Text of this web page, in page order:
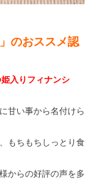
のおススメ認
姫入りフィナンシ
甘い事から名付けら
もちもちしっとり食
からの好評の声を多